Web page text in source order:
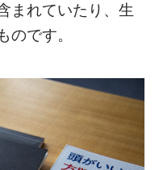
まれていたり、生
のです。